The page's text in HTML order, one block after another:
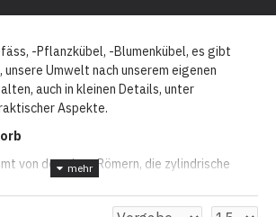
-Pflanzkübel, -Blumenkübel, es gibt
Umwelt nach unserem eigenen
auch in kleinen Details, unter
Aspekte.
von den alten Römern, die zylindrische
geflochten worden sind, wurden mit
und Erde stabilisiert und als militärische